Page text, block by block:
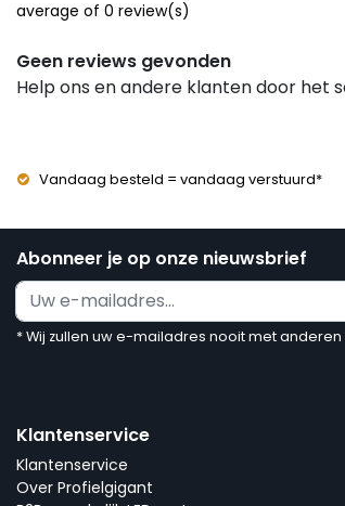
average of 0 review(s)
Geen reviews gevonden
Help ons en andere klanten door het
Vandaag besteld = vandaag verstuurd*
Abonneer je op onze nieuwsbrief
* Wij zullen uw e-mailadres nooit met anderen
Klantenservice
Klantenservice
Over Profielgigant